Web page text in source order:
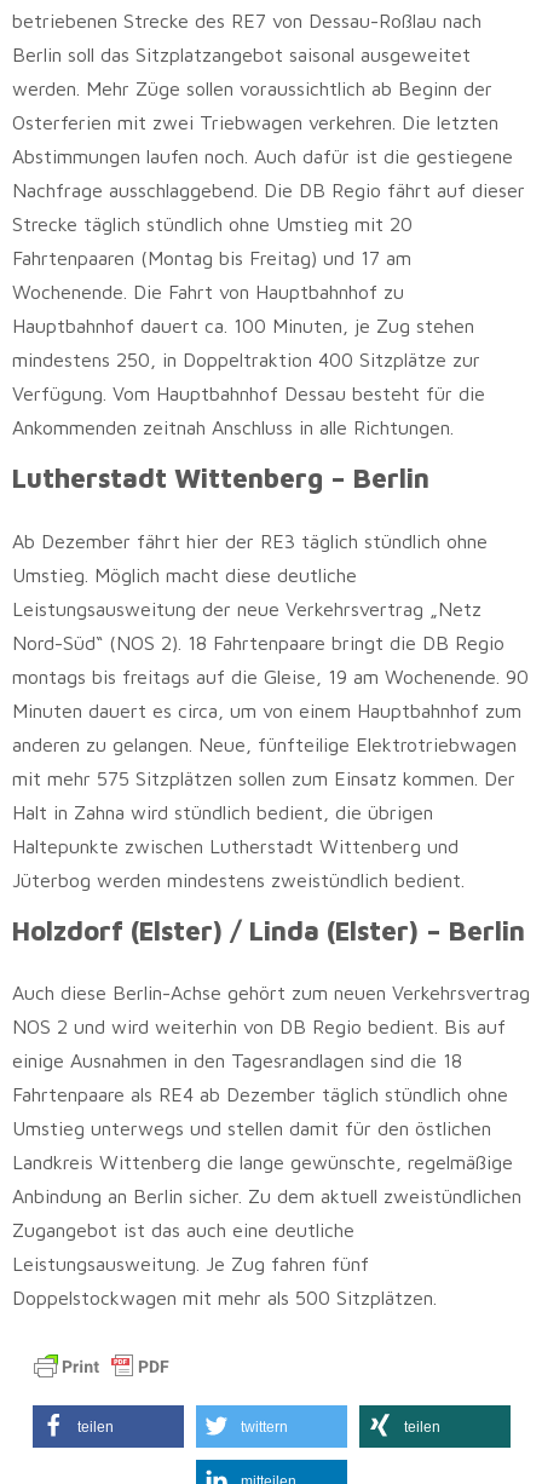
betriebenen Strecke des RE7 von Dessau-Roßlau nach
Berlin soll das Sitzplatzangebot saisonal ausgeweitet
werden. Mehr Züge sollen voraussichtlich ab Beginn der
Osterferien mit zwei Triebwagen verkehren. Die letzten
Abstimmungen laufen noch. Auch dafür ist die gestiegene
Nachfrage ausschlaggebend. Die DB Regio fährt auf dieser
Strecke täglich stündlich ohne Umstieg mit 20
Fahrtenpaaren (Montag bis Freitag) und 17 am
Wochenende. Die Fahrt von Hauptbahnhof zu
Hauptbahnhof dauert ca. 100 Minuten, je Zug stehen
mindestens 250, in Doppeltraktion 400 Sitzplätze zur
Verfügung. Vom Hauptbahnhof Dessau besteht für die
Ankommenden zeitnah Anschluss in alle Richtungen.
Lutherstadt Wittenberg – Berlin
Ab Dezember fährt hier der RE3 täglich stündlich ohne
Umstieg. Möglich macht diese deutliche
Leistungsausweitung der neue Verkehrsvertrag „Netz
Nord-Süd“ (NOS 2). 18 Fahrtenpaare bringt die DB Regio
montags bis freitags auf die Gleise, 19 am Wochenende. 90
Minuten dauert es circa, um von einem Hauptbahnhof zum
anderen zu gelangen. Neue, fünfteilige Elektrotriebwagen
mit mehr 575 Sitzplätzen sollen zum Einsatz kommen. Der
Halt in Zahna wird stündlich bedient, die übrigen
Haltepunkte zwischen Lutherstadt Wittenberg und
Jüterbog werden mindestens zweistündlich bedient.
Holzdorf (Elster) / Linda (Elster) – Berlin
Auch diese Berlin-Achse gehört zum neuen Verkehrsvertrag
NOS 2 und wird weiterhin von DB Regio bedient. Bis auf
einige Ausnahmen in den Tagesrandlagen sind die 18
Fahrtenpaare als RE4 ab Dezember täglich stündlich ohne
Umstieg unterwegs und stellen damit für den östlichen
Landkreis Wittenberg die lange gewünschte, regelmäßige
Anbindung an Berlin sicher. Zu dem aktuell zweistündlichen
Zugangebot ist das auch eine deutliche
Leistungsausweitung. Je Zug fahren fünf
Doppelstockwagen mit mehr als 500 Sitzplätzen.
teilen twittern teilen